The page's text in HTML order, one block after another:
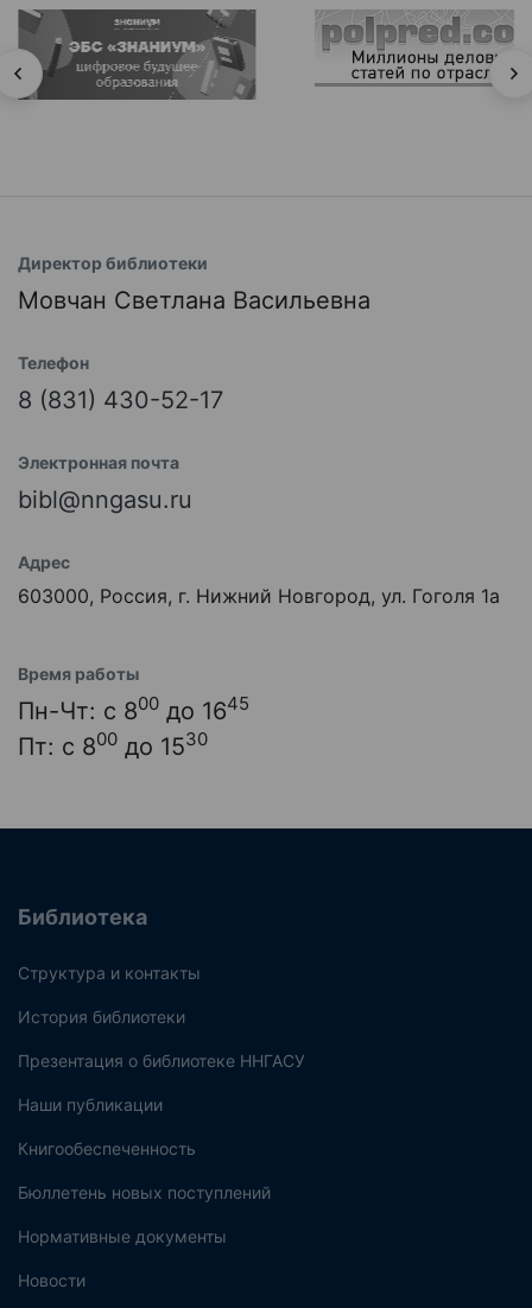
Директор библиотеки
Мовчан Светлана Васильевна
Телефон
8 (831) 430-52-17
Электронная почта
bibl@nngasu.ru
Адрес
603000, Россия, г. Нижний Новгород, ул. Гоголя 1а
Время работы
Пн-Чт: с 800 до 1645
Пт: с 800 до 1530
Библиотека
Структура и контакты
История библиотеки
Презентация о библиотеке ННГАСУ
Наши публикации
Книгообеспеченность
Бюллетень новых поступлений
Нормативные документы
Новости